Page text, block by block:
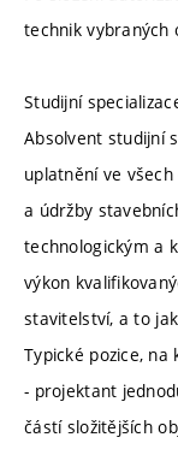
technik vybraných
Studijní
Absolvent studijní
uplatnění ve
a údržby
technologickým a
výkon
stavitelství, a to
Typické pozice,
- projektant
částí složitějších